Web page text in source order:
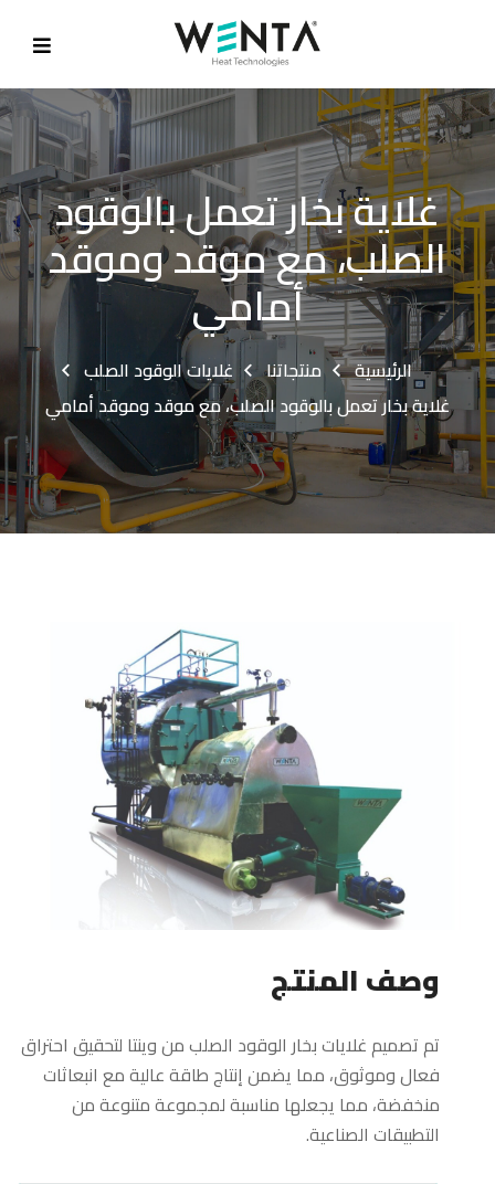
غلاية بخار تعمل بالوقود
الصلب، مع موقد وموقد
أمامي
الرئيسية منتجاتنا
غلايات الوقود الصلب
غلاية بخار تعمل بالوقود الصلب، مع موقد وموقد أمامي
وصف المنتج
تم تصميم غلايات بخار الوقود الصلب من وينتا لتحقيق احتراق
فعال وموثوق، مما يضمن إنتاج طاقة عالية مع انبعاثات
منخفضة، مما يجعلها مناسبة لمجموعة متنوعة من
التطبيقات الصناعية.